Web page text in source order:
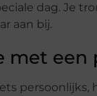
dag. Je
aan bij.
met